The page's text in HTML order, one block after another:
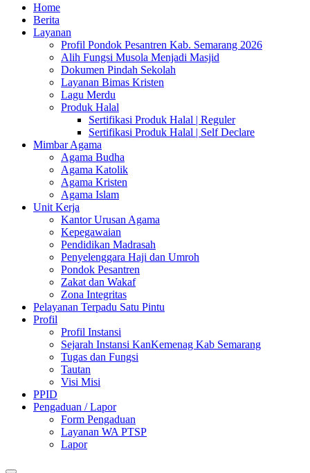
Home
Berita
Layanan
Profil Pondok Pesantren Kab. Semarang 2026
Alih Fungsi Musola Menjadi Masjid
Dokumen Pindah Sekolah
Layanan Bimas Kristen
Lagu Merdu
Produk Halal
Sertifikasi Produk Halal | Reguler
Sertifikasi Produk Halal | Self Declare
Mimbar Agama
Agama Budha
Agama Katolik
Agama Kristen
Agama Islam
Unit Kerja
Kantor Urusan Agama
Kepegawaian
Pendidikan Madrasah
Penyelenggara Haji dan Umroh
Pondok Pesantren
Zakat dan Wakaf
Zona Integritas
Pelayanan Terpadu Satu Pintu
Profil
Profil Instansi
Sejarah Instansi KanKemenag Kab Semarang
Tugas dan Fungsi
Tautan
Visi Misi
PPID
Pengaduan / Lapor
Form Pengaduan
Layanan WA PTSP
Lapor